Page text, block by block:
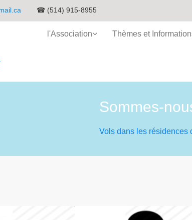
☎ (514) 915-8955
l'Association Thèmes et
Sommes-
Vols dans les résidences